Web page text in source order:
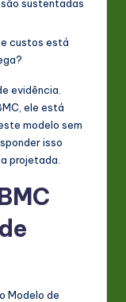
sustentadas
custos está
evidência.
ele está
modelo sem
isso
projetada.
Modelo de